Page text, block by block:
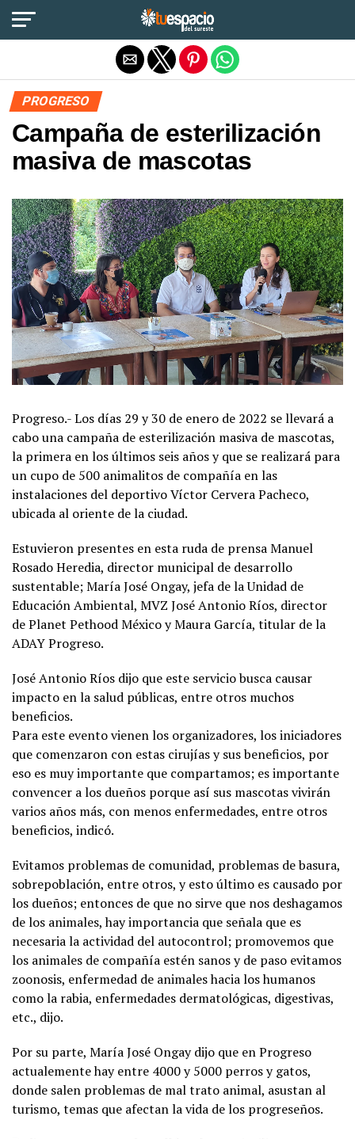
PROGRESO
Campaña de esterilización
masiva de mascotas
Progreso.- Los días 29 y 30 de enero de 2022 se llevará a
cabo una campaña de esterilización masiva de mascotas,
la primera en los últimos seis años y que se realizará para
un cupo de 500 animalitos de compañía en las
instalaciones del deportivo Víctor Cervera Pacheco,
ubicada al oriente de la ciudad.
Estuvieron presentes en esta ruda de prensa Manuel
Rosado Heredia, director municipal de desarrollo
sustentable; María José Ongay, jefa de la Unidad de
Educación Ambiental, MVZ José Antonio Ríos, director
de Planet Pethood México y Maura García, titular de la
ADAY Progreso.
José Antonio Ríos dijo que este servicio busca causar
impacto en la salud públicas, entre otros muchos
beneficios.
Para este evento vienen los organizadores, los iniciadores
que comenzaron con estas cirujías y sus beneficios, por
eso es muy importante que compartamos; es importante
convencer a los dueños porque así sus mascotas vivirán
varios años más, con menos enfermedades, entre otros
beneficios, indicó.
Evitamos problemas de comunidad, problemas de basura,
sobrepoblación, entre otros, y esto último es causado por
los dueños; entonces de que no sirve que nos deshagamos
de los animales, hay importancia que señala que es
necesaria la actividad del autocontrol; promovemos que
los animales de compañía estén sanos y de paso evitamos
zoonosis, enfermedad de animales hacia los humanos
como la rabia, enfermedades dermatológicas, digestivas,
etc., dijo.
Por su parte, María José Ongay dijo que en Progreso
actualemente hay entre 4000 y 5000 perros y gatos,
donde salen problemas de mal trato animal, asustan al
turismo, temas que afectan la vida de los progreseños.
Salir de la versión móvil